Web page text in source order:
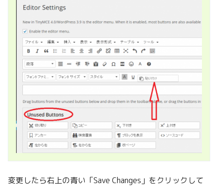
変更したら右上の青い「Save Changes」をクリックして